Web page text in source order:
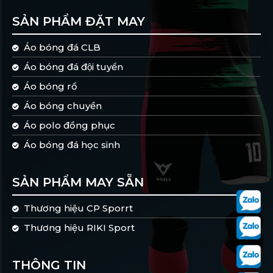
0906.345.190
Email:dongphuc.winfly@gmail.com
Factory:964/55 Nguyễn Văn Quá, P. Đông Hưng Thuận,
Quận 12, TP.HCM
SẢN PHẨM ĐẶT MAY
Áo bóng đá CLB
Áo bóng đá đội tuyển
Áo bóng rổ
Áo bóng chuyền
Áo polo đồng phục
Áo bóng đá học sinh
SẢN PHẨM MAY SẴN
Thương hiệu CP Sporrt
Thương hiệu RIKI Sport
THÔNG TIN